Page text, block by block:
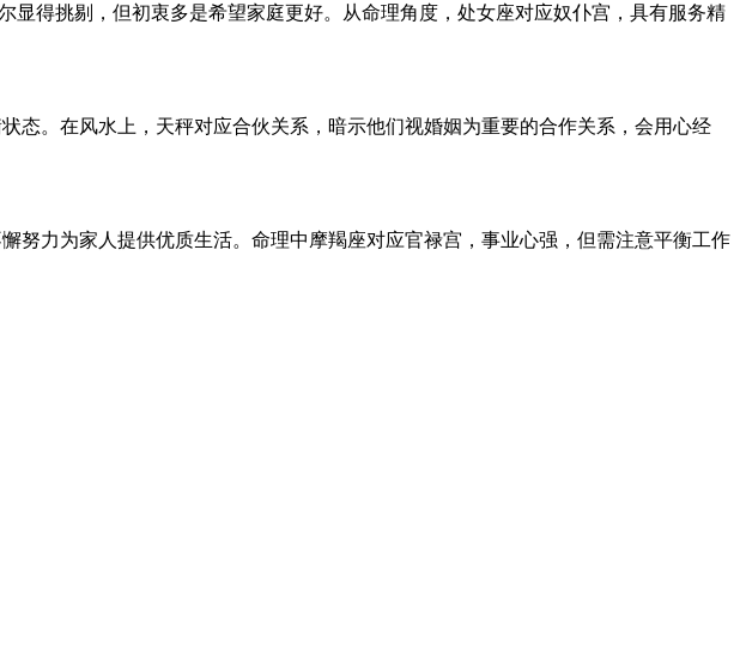
显得挑剔，但初衷多是希望家庭更好。从命理角度，处女座对应奴仆宫，具有服务精
态。在风水上，天秤对应合伙关系，暗示他们视婚姻为重要的合作关系，会用心经
努力为家人提供优质生活。命理中摩羯座对应官禄宫，事业心强，但需注意平衡工作